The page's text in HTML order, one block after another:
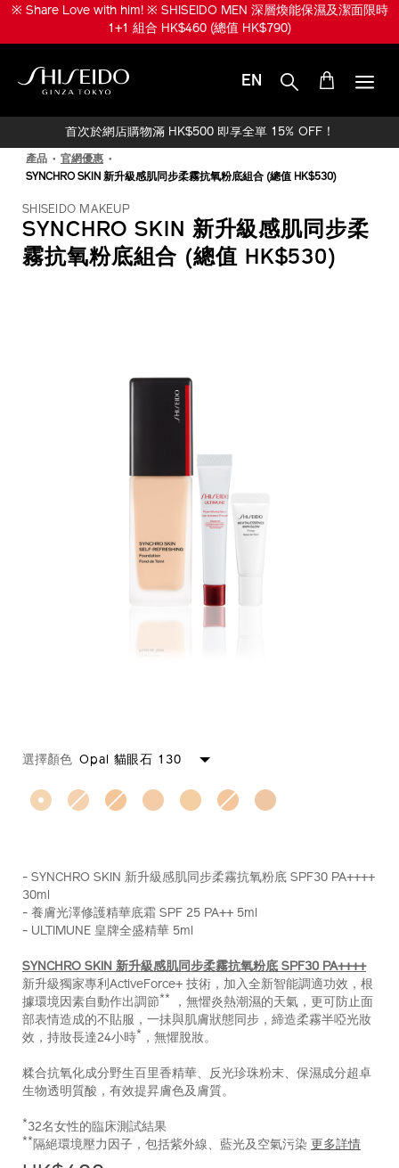
※ 升級份量兼享皇牌產品！※ SHISEIDO MEN 煥能肌活免疫再生精華
限時 1+1 組合 HK$950 (總值 HK$1,520)
EN
首次於網店購物滿 HK$500 即享全單 15% OFF！
產品
官網優惠
SYNCHRO SKIN 新升級感肌同步柔霧抗氧粉底組合 (總值 HK$530)
SHISEIDO MAKEUP
SYNCHRO SKIN 新升級感肌同步柔
霧抗氧粉底組合 (總值 HK$530)
makeup-
skin-
品
號：
Z11736_hk
選擇顏色 Opal 貓眼石 130
- SYNCHRO SKIN 新升級感肌同步柔霧抗氧粉底 SPF30 PA++++
30ml
- 養膚光澤修護精華底霜 SPF 25 PA++ 5ml
- ULTIMUNE 皇牌全盛精華 5ml
SYNCHRO SKIN 新升級感肌同步柔霧抗氧粉底 SPF30 PA++++
新升級獨家專利ActiveForce+ 技術，加入全新智能調適功效，根
據環境因素自動作出調節**
，無懼炎熱潮濕的天氣，更可防止面
部表情造成的不貼服，一抺與肌膚狀態同步，締造柔霧半啞光妝
效，持妝長達24小時* ，無懼脫妝。
糅合抗氧化成分野生百里香精華、反光珍珠粉末、保濕成分超卓
生物透明質酸，有效提昇膚色及膚質。
*32名女性的臨床測試結果
** 隔絕環境壓力因子，包括紫外線、藍光及空氣污染 更多詳情